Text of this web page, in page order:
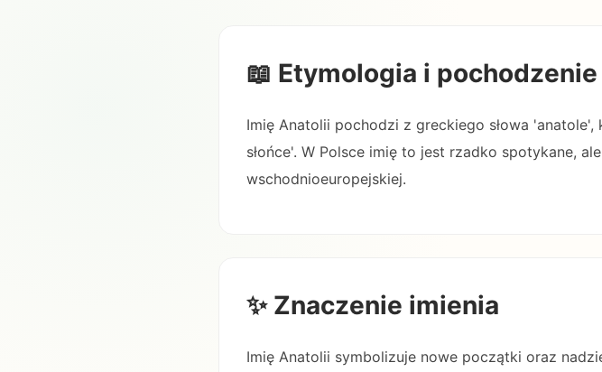
📖 Etymologia i pochodzenie
Imię Anatolii pochodzi z greckiego słowa
słońce'. W Polsce imię to jest rzadko spotykane,
wschodnioeuropejskiej.
✨ Znaczenie imienia
Imię Anatolii symbolizuje nowe początki oraz